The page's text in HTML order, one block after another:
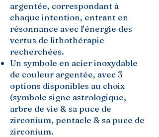
argentée, correspondant à
chaque intention, entrant en
résonnance avec l'énergie des
vertus de lithothérapie
recherchées.
Un symbole en acier inoxydable
de couleur argentée, avec 3
options disponibles au choix
(symbole signe astrologique,
arbre de vie & sa puce de
zirconium, pentacle & sa puce de
zirconium.